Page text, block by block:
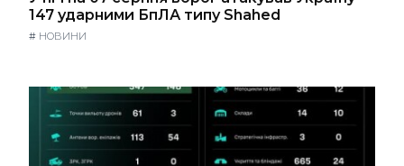
147 ударними БпЛА типу Shahed
# НОВИНИ